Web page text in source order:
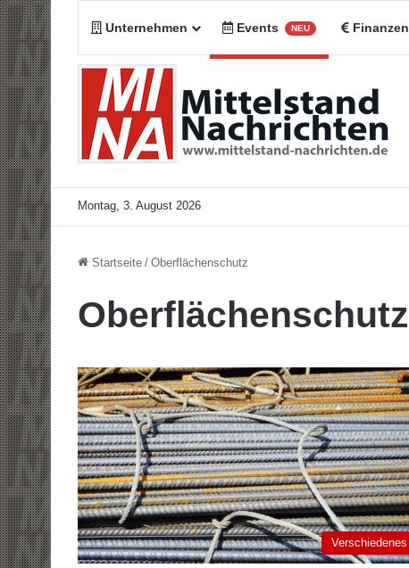
Unternehmen Events NEU Finanzen
Montag, 3. August 2026
Startseite / Oberflächenschutz
Oberflächenschutz
Verschiedenes